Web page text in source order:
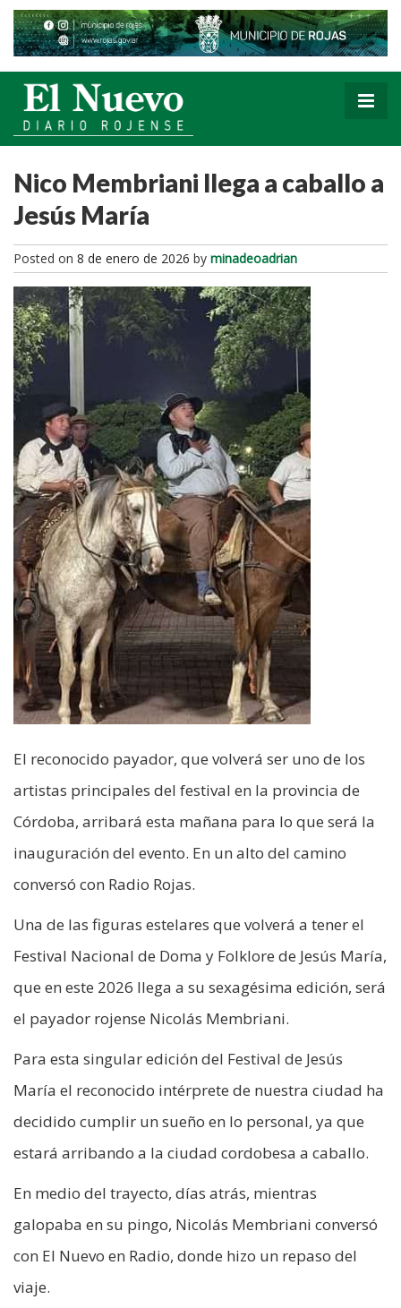
Nico Membriani llega a caballo a
Jesús María
Posted on 8 de enero de 2026 by minadeoadrian
El reconocido payador, que volverá ser uno de los
artistas principales del festival en la provincia de
Córdoba, arribará esta mañana para lo que será la
inauguración del evento. En un alto del camino
conversó con Radio Rojas.
Una de las figuras estelares que volverá a tener el
Festival Nacional de Doma y Folklore de Jesús María,
que en este 2026 llega a su sexagésima edición, será
el payador rojense Nicolás Membriani.
Para esta singular edición del Festival de Jesús
María el reconocido intérprete de nuestra ciudad ha
decidido cumplir un sueño en lo personal, ya que
estará arribando a la ciudad cordobesa a caballo.
En medio del trayecto, días atrás, mientras
galopaba en su pingo, Nicolás Membriani conversó
con El Nuevo en Radio, donde hizo un repaso del
viaje.